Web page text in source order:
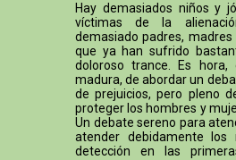
Hay demasiados niños y
víctimas de la
demasiado padres,
que ya han sufrido
doloroso trance. Es hora,
madura, de abordar un
de prejuicios, pero pleno
proteger los hombres y
Un debate sereno para
atender debidamente los
detección en las